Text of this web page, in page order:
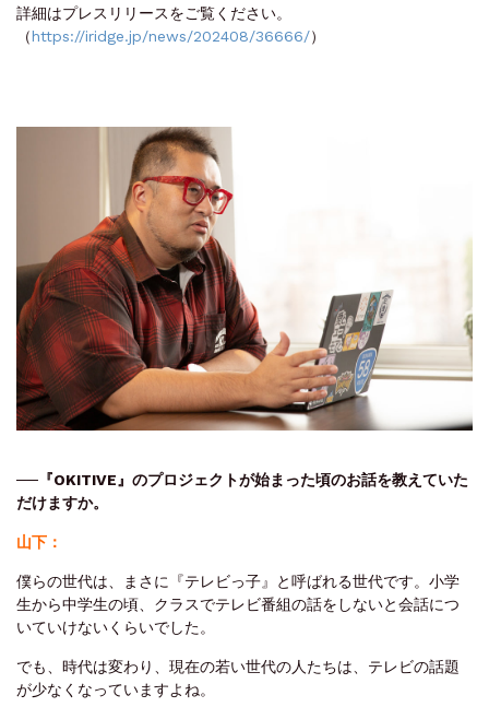
詳細はプレスリリースをご覧ください。
（https://iridge.jp/news/202408/36666/）
── 『OKITIVE』のプロジェクトが始まった頃のお話を教えていた
だけますか。
山下：
僕らの世代は、まさに『テレビっ子』と呼ばれる世代です。小学
生から中学生の頃、クラスでテレビ番組の話をしないと会話につ
いていけないくらいでした。
でも、時代は変わり、現在の若い世代の人たちは、テレビの話題
が少なくなっていますよね。